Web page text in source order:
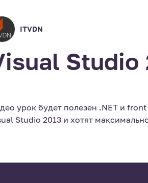
ITVDN
Studio
урок будет полезен .NET и
Studio 2013 и хотят